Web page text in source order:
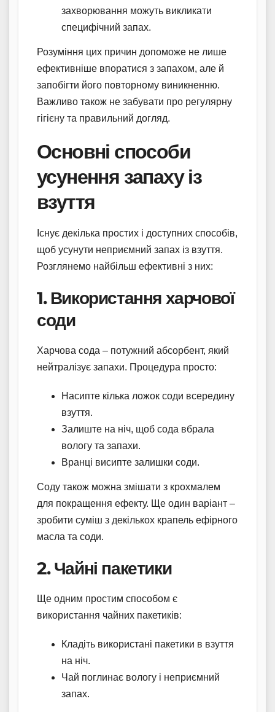
захворювання можуть викликати
специфічний запах.
Розуміння цих причин допоможе не лише
ефективніше впоратися з запахом, але й
запобігти його повторному виникненню.
Важливо також не забувати про регулярну
гігієну та правильний догляд.
Основні способи
усунення запаху із
взуття
Існує декілька простих і доступних способів,
щоб усунути неприємний запах із взуття.
Розглянемо найбільш ефективні з них:
1. Використання харчової
соди
Харчова сода – потужний абсорбент, який
нейтралізує запахи. Процедура просто:
Насипте кілька ложок соди всередину
взуття.
Залиште на ніч, щоб сода вбрала
вологу та запахи.
Вранці висипте залишки соди.
Соду також можна змішати з крохмалем
для покращення ефекту. Ще один варіант –
зробити суміш з декількох крапель ефірного
масла та соди.
2. Чайні пакетики
Ще одним простим способом є
використання чайних пакетиків:
Кладіть використані пакетики в взуття
на ніч.
Чай поглинає вологу і неприємний
запах.